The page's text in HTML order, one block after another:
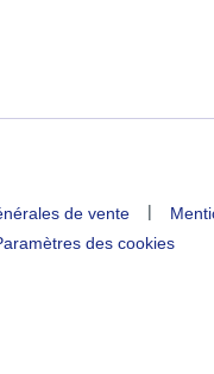
de vente |
des cookies